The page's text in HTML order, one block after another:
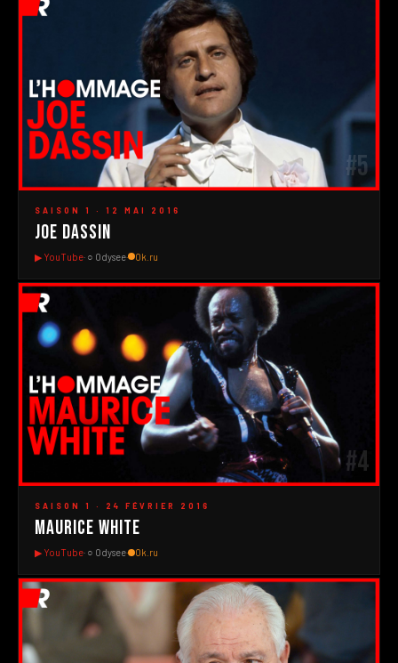
▶
#5
SAISON 1 · 12 MAI 2016
Joe Dassin
▶ YouTube· ○ Odysee· Ok.ru
▶
#4
SAISON 1 · 24 FÉVRIER 2016
Maurice White
▶ YouTube· ○ Odysee· Ok.ru